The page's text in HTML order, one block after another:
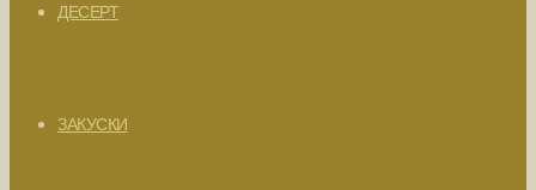
ДЕСЕРТ
ЗАКУСКИ